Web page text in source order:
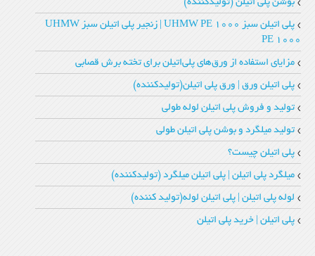
بوشن پلی اتیلن (تولیدکننده)
پلی اتیلن سبز UHMW PE 1000 | زنجیر پلی‌ اتیلن سبز UHMW
PE 1000
مزایای استفاده از ورق‌های پلی‌اتیلن برای تخته‌ برش قصابی
پلی اتیلن ورق | ورق پلی اتیلن(تولیدکننده)
تولید و فروش پلی اتیلن لوله طولی
تولید میلگرد و بوشن پلی اتیلن طولی
پلی اتیلن چیست؟
میلگرد پلی اتیلن | پلی اتیلن میلگرد (تولیدکننده)
لوله پلی اتیلن | پلی اتیلن لوله(تولید کننده)
پلی اتیلن | خرید پلی اتیلن